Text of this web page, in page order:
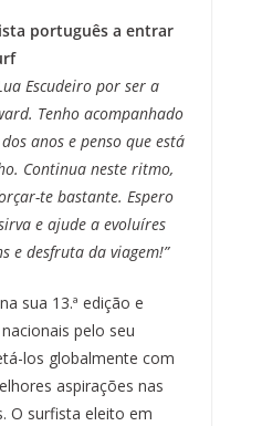
português a entrar
Escudeiro por ser a
Tenho acompanhado
anos e penso que está
Continua neste ritmo,
te bastante. Espero
e ajude a evoluíres
e desfruta da viagem!”
sua 13.ª edição e
pelo seu
los globalmente com
aspirações nas
O surfista eleito em